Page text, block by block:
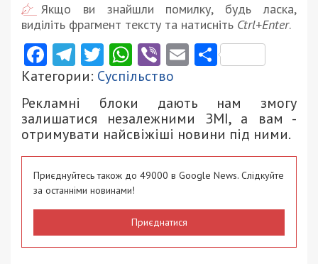
Якщо ви знайшли помилку, будь ласка,
виділіть фрагмент тексту та натисніть Ctrl+Enter.
Facebook
Telegram
Twitter
WhatsApp
ViberEmail
Категории: Суспільство
Рекламні блоки дають нам змогу
залишатися незалежними ЗМІ, а вам -
отримувати найсвіжіші новини під ними.
Приєднуйтесь також до 49000 в Google News. Слідкуйте
за останніми новинами!
Приєднатися